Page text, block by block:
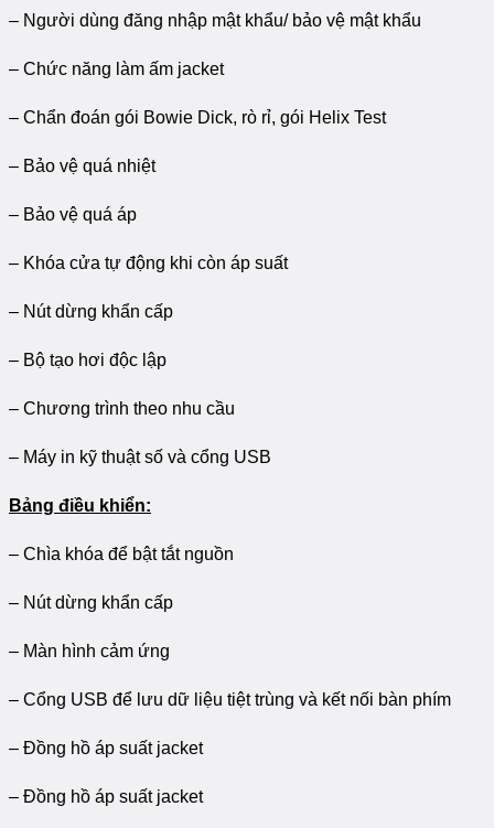
– Người dùng đăng nhập mật khẩu/ bảo vệ mật khẩu
– Chức năng làm ấm jacket
– Chẩn đoán gói Bowie Dick, rò rỉ, gói Helix Test
– Bảo vệ quá nhiệt
– Bảo vệ quá áp
– Khóa cửa tự động khi còn áp suất
– Nút dừng khẩn cấp
– Bộ tạo hơi độc lập
– Chương trình theo nhu cầu
– Máy in kỹ thuật số và cổng USB
Bảng điều khiển:
– Chìa khóa để bật tắt nguồn
– Nút dừng khẩn cấp
– Màn hình cảm ứng
– Cổng USB để lưu dữ liệu tiệt trùng và kết nối bàn phím
– Đồng hồ áp suất jacket
– Đồng hồ áp suất jacket